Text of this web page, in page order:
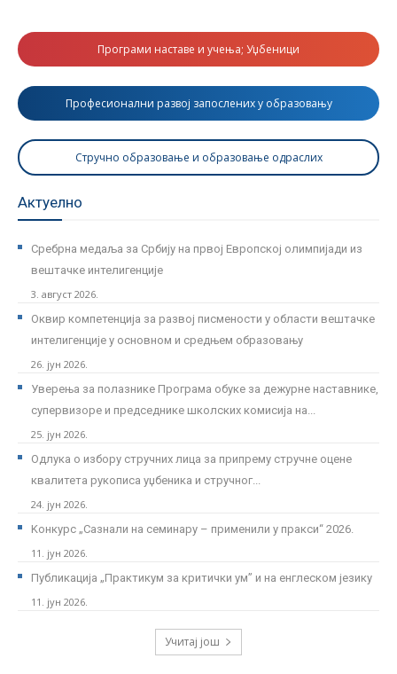
Програми наставе и учења; Уџбеници
Професионални развој запослених у образовању
Стручно образовање и образовање одраслих
Актуелно
Сребрна медаља за Србију на првој Европској олимпијади из
вештачке интелигенције
3. август 2026.
Оквир компетенција за развој писмености у области вештачке
интелигенције у основном и средњем образовању
26. јун 2026.
Уверења за полазнике Програмa обуке за дежурне наставнике,
супервизоре и председнике школских комисија на...
25. јун 2026.
Одлука о избору стручних лица за припрему стручне оцене
квалитета рукописа уџбеника и стручног...
24. јун 2026.
Kонкурс „Сазнали на семинару – применили у пракси“ 2026.
11. јун 2026.
Публикација „Практикум за критички ум” и на енглеском језику
11. јун 2026.
Учитај још